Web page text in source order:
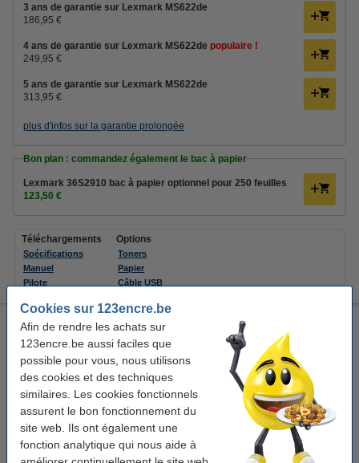
Cookies sur 123encre.be
Afin de rendre les achats sur
123encre.be aussi faciles que
possible pour vous, nous utilisons
des cookies et des techniques
similaires. Les cookies fonctionnels
assurent le bon fonctionnement du
site web. Ils ont également une
fonction analytique qui nous aide à
3 ans de garantie sur Lexmark MS622de
186,95 €
4 ans de garantie sur Lexmark MS622de populaire !
249,95 €
5 ans de garantie sur Lexmark MS622de
313,95 €
plus d'infos sur la garantie prolongée
Bon plan : commandez également le bac à papier
Lexmark 36S2910 bac à papier optionnel pour 250 feuilles
123,50 €
Téléchargements
Spécifications
Manuel
Pilote
Options
Toners
Papier
Câble USB
Kyocera ECOSYS M3145dn imprimante laser multifonction
A4 noir et blanc (3 en 1)
475 mm 476 mm Kyocera
Voir les spécifications et la description
Commander
Plus en production, donc plus disponible.